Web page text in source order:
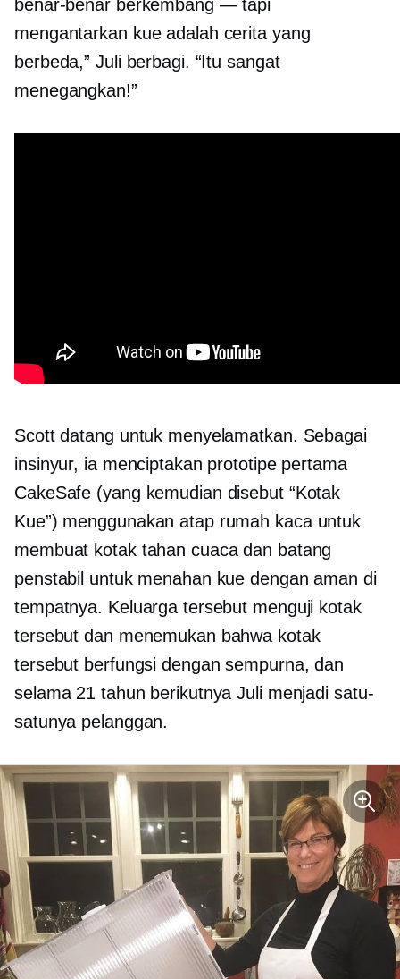
benar-benar berkembang — tapi
mengantarkan kue adalah cerita yang
berbeda,” Juli berbagi. “Itu sangat
menegangkan!”
Scott datang untuk menyelamatkan. Sebagai
insinyur, ia menciptakan prototipe pertama
CakeSafe (yang kemudian disebut “Kotak
Kue”) menggunakan atap rumah kaca untuk
membuat kotak tahan cuaca dan batang
penstabil untuk menahan kue dengan aman di
tempatnya. Keluarga tersebut menguji kotak
tersebut dan menemukan bahwa kotak
tersebut berfungsi dengan sempurna, dan
selama 21 tahun berikutnya Juli menjadi satu-
satunya pelanggan.